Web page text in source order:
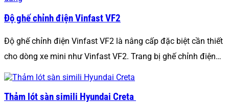
Độ ghế chỉnh điện Vinfast VF2
Độ ghế chỉnh điện Vinfast VF2 là nâng cấp đặc biệt cần thiết
cho dòng xe mini như Vinfast VF2. Trang bị ghế chỉnh điện…
Thảm lót sàn simili Hyundai Creta